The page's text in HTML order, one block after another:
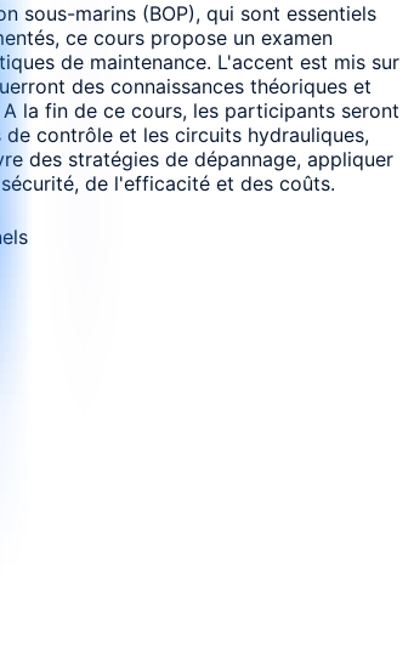
sous-marins (BOP), qui sont essentiels
ce cours propose un examen
de maintenance. L'accent est mis sur
des connaissances théoriques et
la fin de ce cours, les participants seront
contrôle et les circuits hydrauliques,
des stratégies de dépannage, appliquer
de l'efficacité et des coûts.